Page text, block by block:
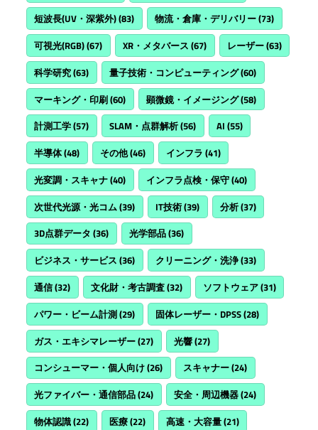
短波長(UV・深紫外)(83) 物流・倉庫・デリバリー(73)
可視光(RGB)(67) XR・メタバース (67) レーザー(63)
科学研究(63) 量子技術・コンピューティング(60)
マーキング・印刷(60) 顕微鏡・イメージング(58)
計測工学(57) SLAM・点群解析(56) AI (55)
半導体(48) その他(46) インフラ (41)
光変調・スキャナ(40) インフラ点検・保守(40)
次世代光源・光コム(39) IT技術(39) 分析(37)
3D点群データ (36) 光学部品(36)
ビジネス・サービス (36) クリーニング・洗浄(33)
通信(32) 文化財・考古調査(32) ソフトウェア(31)
パワー・ビーム計測(29) 固体レーザー・DPSS(28)
ガス・エキシマレーザー(27) 光響(27)
コンシューマー・個人向け(26) スキャナー(24)
光ファイバー・通信部品(24) 安全・周辺機器(24)
物体認識(22) 医療(22) 高速・大容量(21)